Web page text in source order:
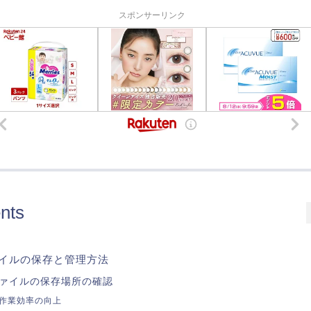
スポンサーリンク
ルの保存と管理方法
イルの保存場所の確認
業効率の向上